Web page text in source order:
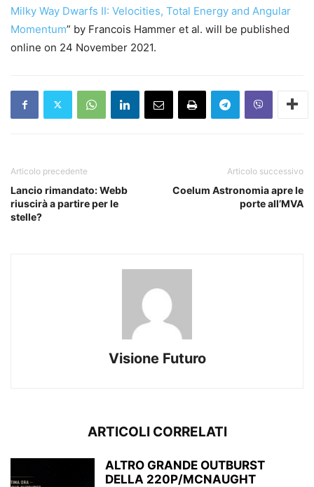
Milky Way Dwarfs II: Velocities, Total Energy and Angular
Momentum” by Francois Hammer et al. will be published
online on 24 November 2021.
Articolo precedente
Lancio rimandato: Webb
riuscirà a partire per le
stelle?
Articolo successivo
Coelum Astronomia apre le
porte all’MVA
Visione Futuro
ARTICOLI CORRELATI
ALTRO GRANDE OUTBURST
DELLA 220P/MCNAUGHT